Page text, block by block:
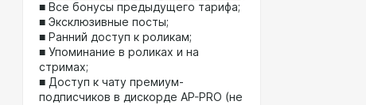
■ Все бонусы предыдущего тарифа;
■ Эксклюзивные посты;
■ Ранний доступ к роликам;
■ Упоминание в роликах и на
стримах;
■ Доступ к чату премиум-
подписчиков в дискорде AP-PRO (не